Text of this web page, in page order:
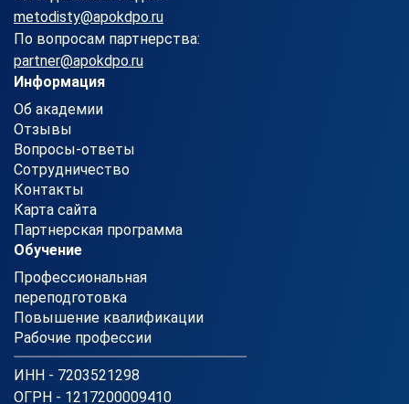
metodisty@apokdpo.ru
По вопросам партнерства:
partner@apokdpo.ru
Информация
Об академии
Отзывы
Вопросы-ответы
Сотрудничество
Контакты
Карта сайта
Партнерская программа
Обучение
Профессиональная
переподготовка
Повышение квалификации
Рабочие профессии
ИНН - 7203521298
ОГРН - 1217200009410